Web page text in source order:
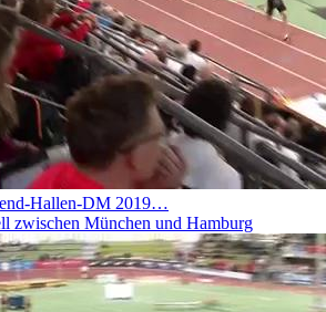
Hallen-DM 2019…
zwischen München und Hamburg